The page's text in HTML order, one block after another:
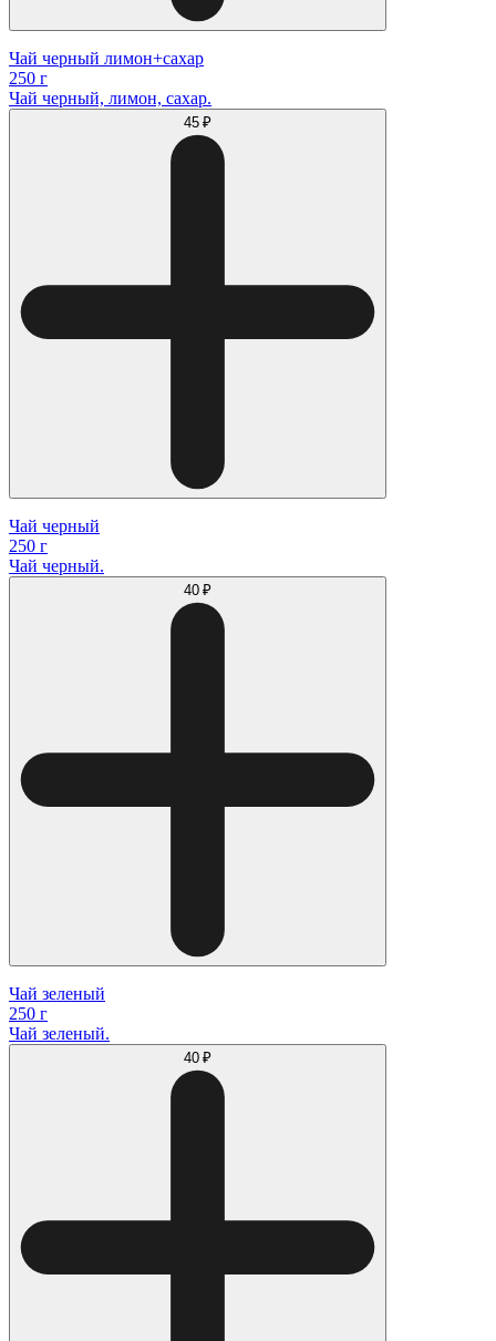
Чай черный лимон+сахар
250 г
Чай черный, лимон, сахар.
45 ₽
Чай черный
250 г
Чай черный.
40 ₽
Чай зеленый
250 г
Чай зеленый.
40 ₽